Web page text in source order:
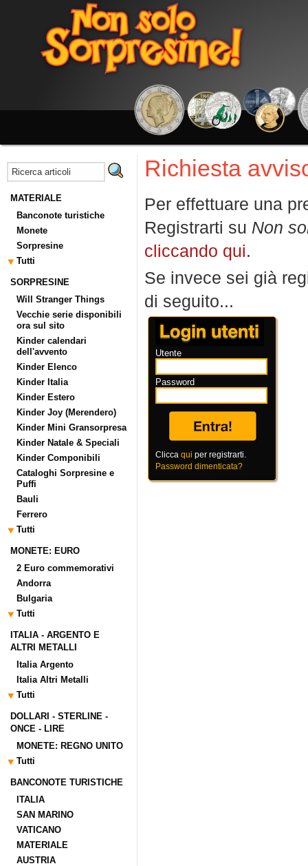
MATERIALE
Banconote turistiche
Monete
Sorpresine
Tutti
SORPRESINE
Will Stranger Things
Vecchie serie disponibili
ora sul sito
Kinder calendari
dell'avvento
Kinder Elenco
Kinder Italia
Kinder Estero
Kinder Joy (Merendero)
Kinder Mini Gransorpresa
Kinder Natale & Speciali
Kinder Componibili
Cataloghi Sorpresine e
Puffi
Bauli
Ferrero
Tutti
MONETE: EURO
2 Euro commemorativi
Andorra
Bulgaria
Tutti
ITALIA - ARGENTO E
ALTRI METALLI
Italia Argento
Italia Altri Metalli
Tutti
DOLLARI - STERLINE -
ONCE - LIRE
MONETE: REGNO UNITO
Tutti
BANCONOTE TURISTICHE
ITALIA
SAN MARINO
VATICANO
MATERIALE
AUSTRIA
Richiesta
Per effettuare una
Registrarti su Non
cliccando qui.
Se invece sei già
di seguito...
Utente
Password
Clicca qui per registrarti.
Password dimenticata?